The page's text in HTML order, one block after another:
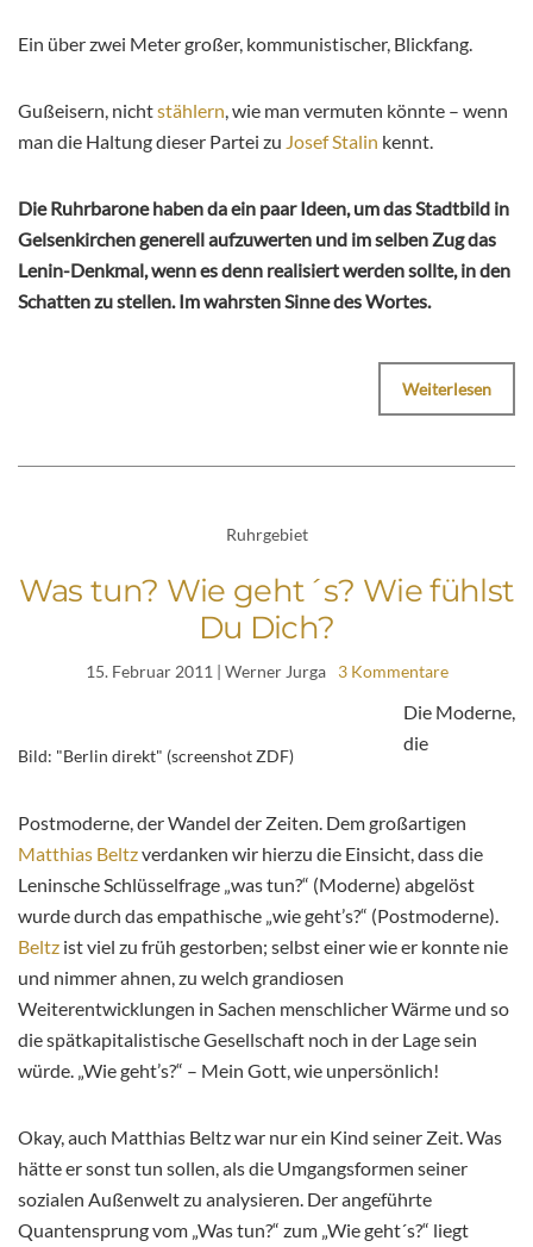
Ein über zwei Meter großer, kommunistischer, Blickfang.
Gußeisern, nichtstählern, wie man vermuten könnte – wenn
man die Haltung dieser Partei zu Josef Stalin kennt.
Die Ruhrbarone haben da ein paar Ideen, um das Stadtbild in
Gelsenkirchen generell aufzuwerten und im selben Zug das
Lenin-Denkmal, wenn es denn realisiert werden sollte, in den
Schatten zu stellen. Im wahrsten Sinne des Wortes.
Weiterlesen
Ruhrgebiet
Was tun? Wie geht´s? Wie fühlst
Du Dich?
15. Februar 2011 | Werner Jurga 3 Kommentare
Bild: "Berlin direkt" (screenshot ZDF)
Die Moderne,
die
Postmoderne, der Wandel der Zeiten. Dem großartigen
Matthias Beltzverdanken wir hierzu die Einsicht, dass die
Leninsche Schlüsselfrage „was tun?“ (Moderne) abgelöst
wurde durch das empathische „wie geht’s?“ (Postmoderne).
Beltz ist viel zu früh gestorben; selbst einer wie er konnte nie
und nimmer ahnen, zu welch grandiosen
Weiterentwicklungen in Sachen menschlicher Wärme und so
die spätkapitalistische Gesellschaft noch in der Lage sein
würde. „Wie geht’s?“ – Mein Gott, wie unpersönlich!
Okay, auch Matthias Beltz war nur ein Kind seiner Zeit. Was
hätte er sonst tun sollen, als die Umgangsformen seiner
sozialen Außenwelt zu analysieren. Der angeführte
Quantensprung vom „Was tun?“ zum „Wie geht´s?“ liegt